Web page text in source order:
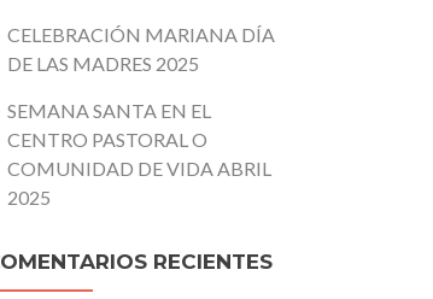
CELEBRACIÓN MARIANA DÍA
DE LAS MADRES 2025
SEMANA SANTA EN EL
CENTRO PASTORAL O
COMUNIDAD DE VIDA ABRIL
2025
RECIENTES